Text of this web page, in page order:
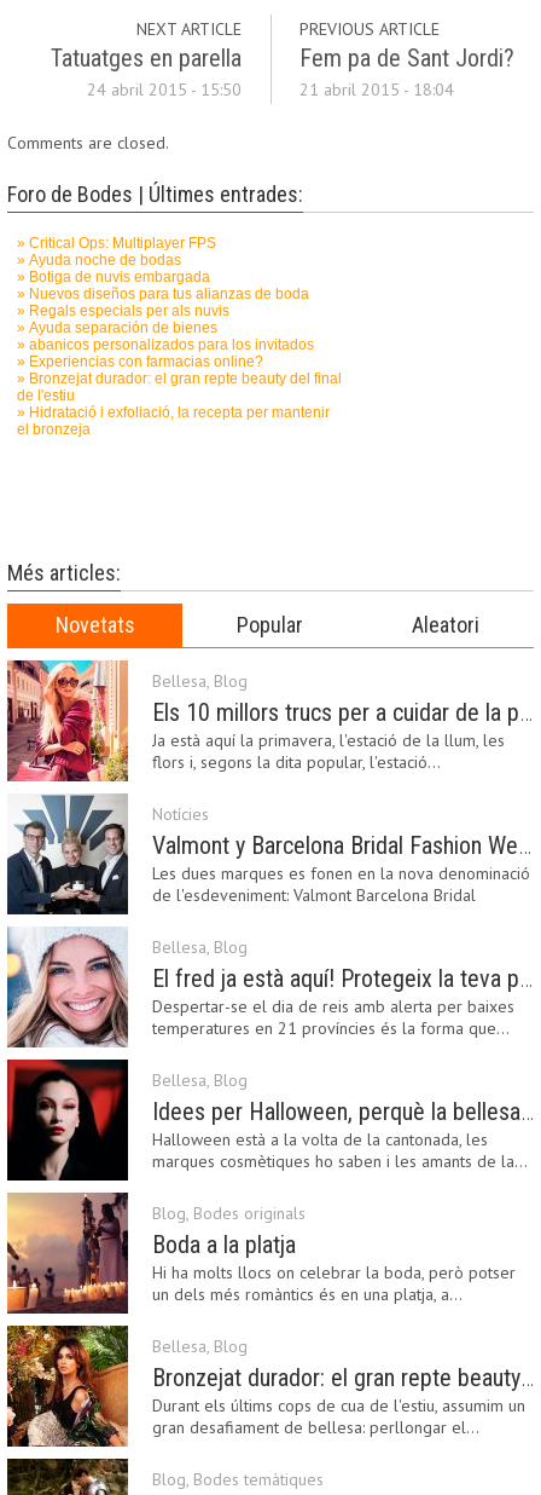
NEXT ARTICLE
Tatuatges en parella
24 abril 2015 - 15:50
PREVIOUS ARTICLE
Fem pa de Sant Jordi?
21 abril 2015 - 18:04
Comments are closed.
Foro de Bodes | Últimes entrades:
Més articles:
Novetats Popular Aleatori
Bellesa, Blog
Els 10 millors trucs per a cuidar de la pell a la primavera
Ja està aquí la primavera, l'estació de la llum, les
flors i, segons la dita popular, l'estació…
Notícies
Valmont y Barcelona Bridal Fashion Week s’uneixen per donar impuls a la creativitat, la innovació i el disseny de la moda nupcial
Les dues marques es fonen en la nova denominació
de l'esdeveniment: Valmont Barcelona Bridal
Bellesa, Blog
El fred ja està aquí! Protegeix la teva pell amb els nostres consells i propostes
Despertar-se el dia de reis amb alerta per baixes
temperatures en 21 províncies és la forma que…
Bellesa, Blog
Idees per Halloween, perquè la bellesa pot ser terrorífica
Halloween està a la volta de la cantonada, les
marques cosmètiques ho saben i les amants de la…
Blog, Bodes originals
Boda a la platja
Hi ha molts llocs on celebrar la boda, però potser
un dels més romàntics és en una platja, a…
Bellesa, Blog
Bronzejat durador: el gran repte beauty del final de l’estiu
Durant els últims cops de cua de l'estiu, assumim un
gran desafiament de bellesa: perllongar el…
Blog, Bodes temàtiques